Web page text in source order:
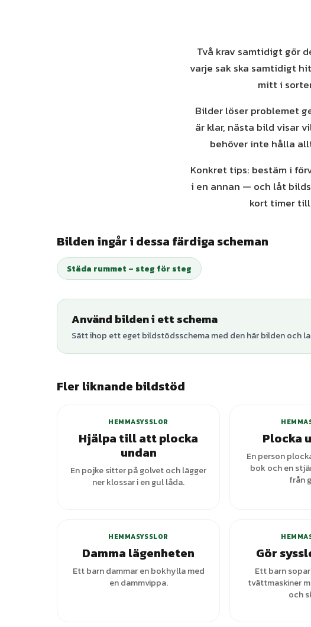
Två krav samtidigt gör
varje sak ska samtidigt
mitt i
Bilder löser problemet
är klar, nästa bild visar
behöver inte hålla
Konkret tips: bestäm i
i en annan — och låt
kort timer
Bilden ingår i dessa färdiga scheman
Städa rummet – steg för steg
Använd bilden i ett schema
Sätt ihop ett eget bildstödsschema med den här bilden och
Fler liknande bildstöd
HEMMASYSSLOR
Hjälpa till att plocka
undan
En pojke sitter på golvet och lägger
ner klossar i en gul låda.
Plocka
En person
bok och en
från
HEMMASYSSLOR
Damma lägenheten
Ett barn dammar en bokhylla med
en dammvippa.
Gör
Ett barn
tvättmaskiner
och